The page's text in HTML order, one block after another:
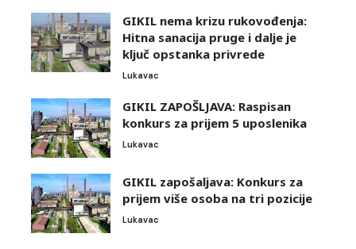
GIKIL nema krizu rukovođenja:
Hitna sanacija pruge i dalje je
ključ opstanka privrede
Lukavac
GIKIL ZAPOŠLJAVA: Raspisan
konkurs za prijem 5 uposlenika
Lukavac
GIKIL zapošaljava: Konkurs za
prijem više osoba na tri pozicije
Lukavac